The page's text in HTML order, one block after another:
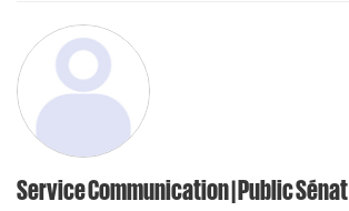
Service Communication | Public Sénat